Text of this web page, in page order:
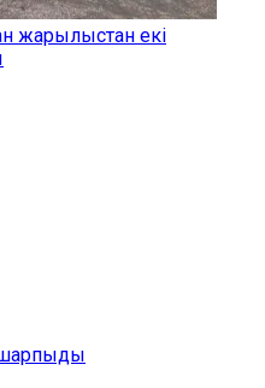
жарылыстан екі
шарпыды